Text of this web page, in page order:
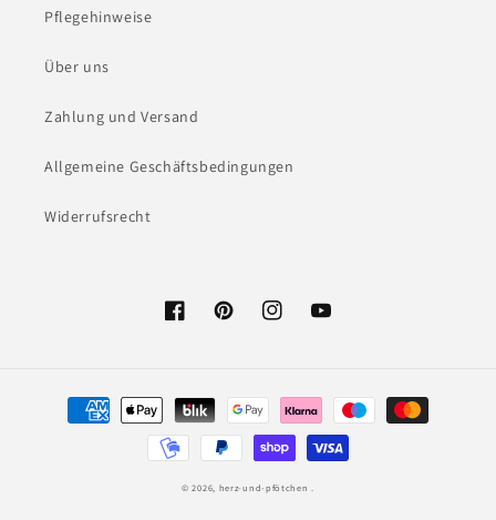
Pflegehinweise
Über uns
Zahlung und Versand
Allgemeine Geschäftsbedingungen
Widerrufsrecht
FacebookPinterestInstagramYouTube
Zahlungsmethoden
© 2026, herz-und-pfötchen .